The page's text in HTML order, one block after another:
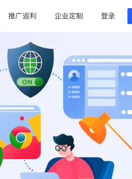
推广返利 企业定制 登录